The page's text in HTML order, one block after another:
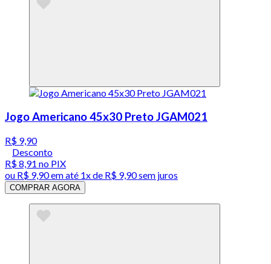
Jogo Americano 45x30 Preto JGAM021
R$ 9,90
Desconto
R$ 8,91 no PIX
ou R$ 9,90em até 1x de R$ 9,90sem juros
COMPRAR AGORA